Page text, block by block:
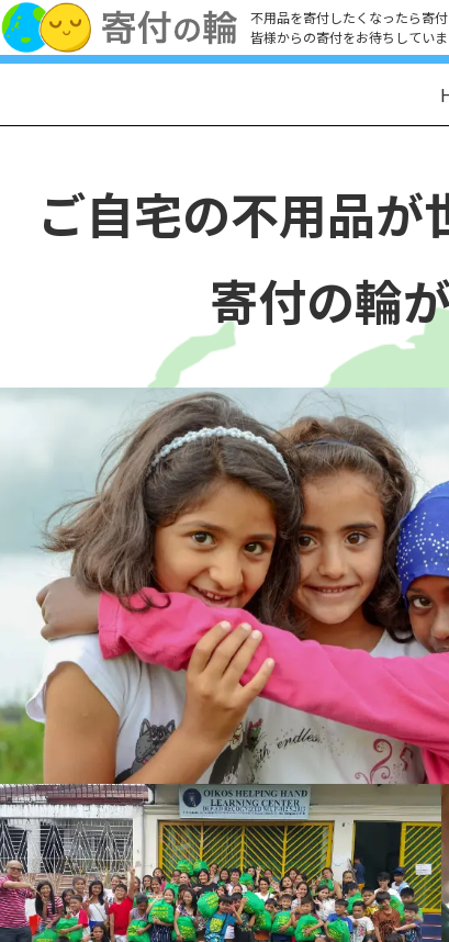
不用品を寄付したくなったら寄付
皆様からの寄付をお待ちしていま
ご自宅の不用品が
寄付の輪